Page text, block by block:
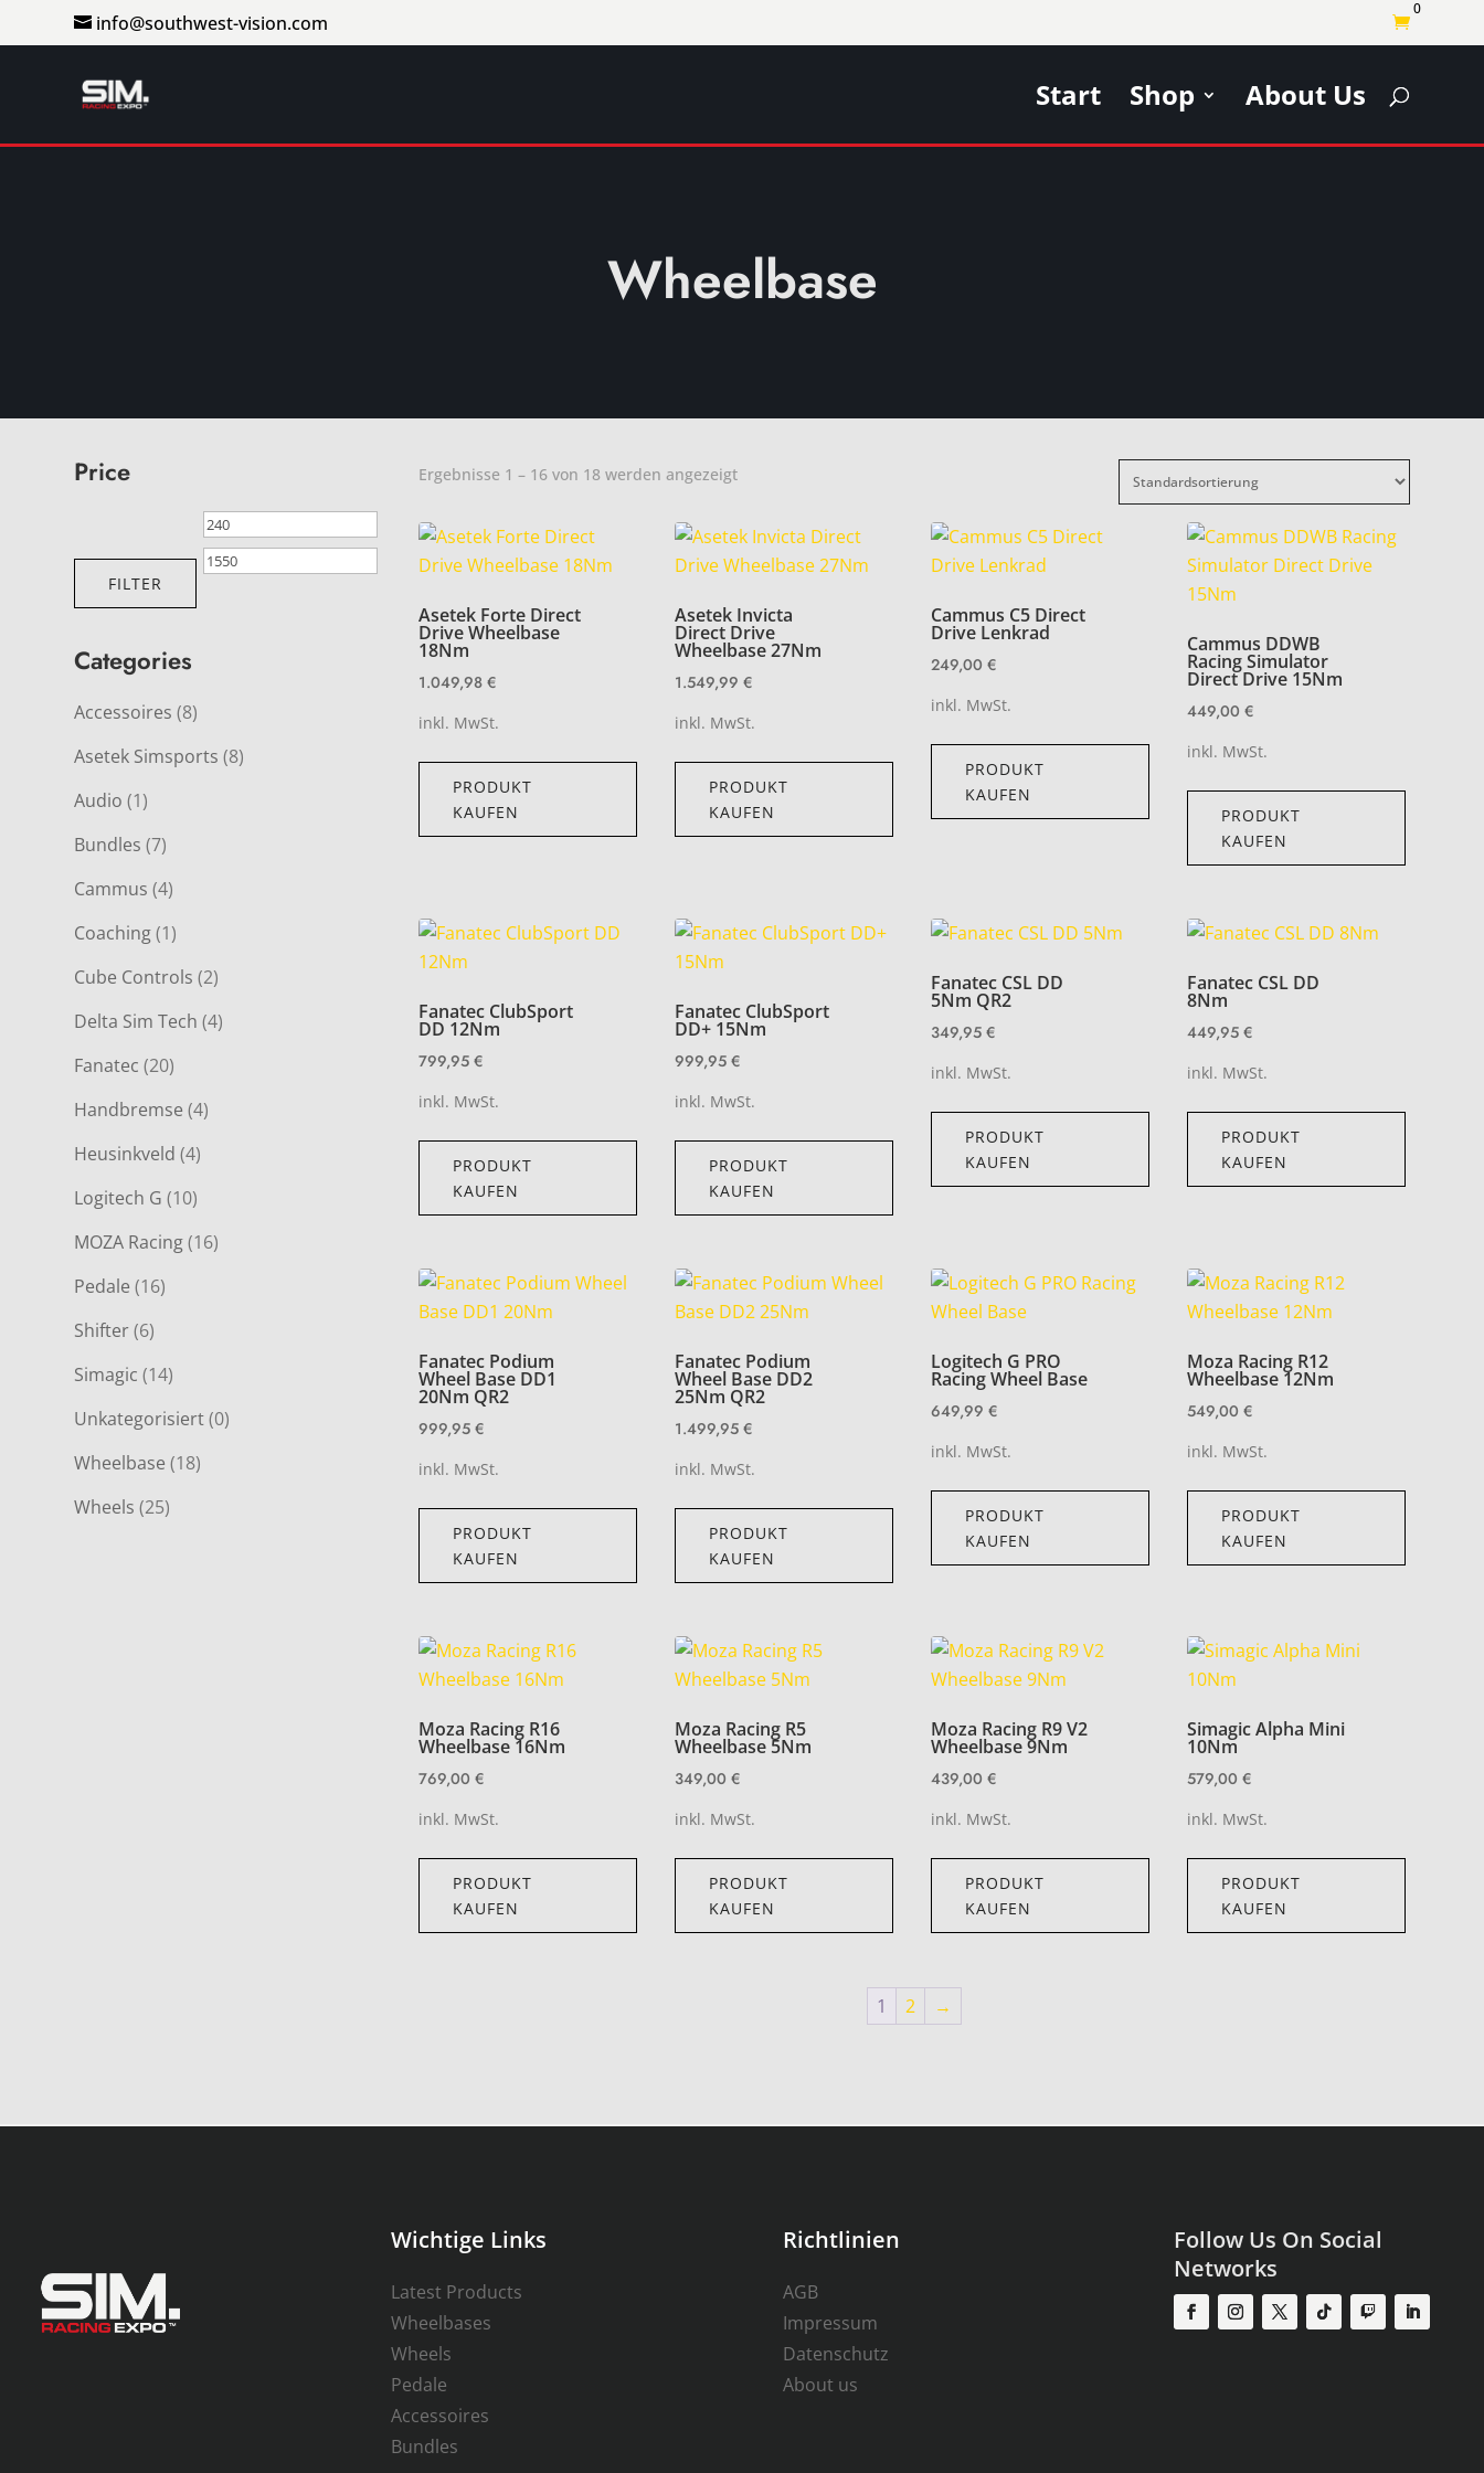
info@southwest-vision.com 
0
Start Shop About Us
Wheelbase
Price
Min.
Preis
FILTER
Categories
Accessoires (8)
Asetek Simsports (8)
Audio (1)
Bundles (7)
Cammus (4)
Coaching(1)
Cube Controls (2)
Delta Sim Tech (4)
Fanatec (20)
Handbremse (4)
Heusinkveld (4)
Logitech G (10)
MOZA Racing(16)
Pedale (16)
Shifter(6)
Simagic (14)
Unkategorisiert(0)
Wheelbase (18)
Wheels (25)
Ergebnisse 1 – 16 von 18 werden angezeigt
Asetek Forte Direct
Drive Wheelbase
18Nm
1.049,98 €
inkl. MwSt.
PRODUKT
KAUFEN
Asetek Invicta
Direct Drive
Wheelbase 27Nm
1.549,99 €
inkl. MwSt.
PRODUKT
KAUFEN
Cammus C5 Direct
Drive Lenkrad
249,00 €
inkl. MwSt.
PRODUKT
KAUFEN
Cammus DDWB
Racing Simulator
Direct Drive 15Nm
449,00€
inkl. MwSt.
PRODUKT
KAUFEN
Fanatec ClubSport
DD 12Nm
799,95 €
inkl. MwSt.
PRODUKT
KAUFEN
Fanatec ClubSport
DD+ 15Nm
999,95 €
inkl. MwSt.
PRODUKT
KAUFEN
Fanatec CSL DD
5Nm QR2
349,95 €
inkl. MwSt.
PRODUKT
KAUFEN
Fanatec CSL DD
8Nm
449,95€
inkl. MwSt.
PRODUKT
KAUFEN
Fanatec Podium
Wheel Base DD1
20Nm QR2
999,95 €
inkl. MwSt.
PRODUKT
KAUFEN
Fanatec Podium
Wheel Base DD2
25Nm QR2
1.499,95 €
inkl. MwSt.
PRODUKT
KAUFEN
Logitech G PRO
Racing Wheel Base
649,99 €
inkl. MwSt.
PRODUKT
KAUFEN
Moza Racing R12
Wheelbase 12Nm
549,00€
inkl. MwSt.
PRODUKT
KAUFEN
Moza Racing R16
Wheelbase 16Nm
769,00 €
inkl. MwSt.
PRODUKT
KAUFEN
Moza Racing R5
Wheelbase 5Nm
349,00 €
inkl. MwSt.
PRODUKT
KAUFEN
Moza Racing R9 V2
Wheelbase 9Nm
439,00 €
inkl. MwSt.
PRODUKT
KAUFEN
Simagic Alpha Mini
10Nm
579,00€
inkl. MwSt.
PRODUKT
KAUFEN
1 2 →
Wichtige Links
Latest Products
Wheelbases
Wheels
Pedale
Accessoires
Bundles
Richtlinien
AGB
Impressum
Datenschutz
About us
Follow Us On Social
Networks